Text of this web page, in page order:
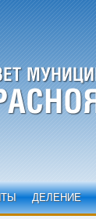
ДЕЛЕНИЕ